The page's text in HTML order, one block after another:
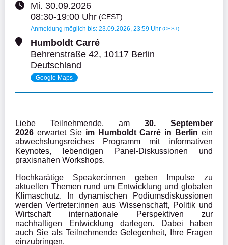
Mi. 30.09.2026
08:30-19:00 Uhr (CEST)
Anmeldung möglich bis: 23.09.2026, 23:59 Uhr (CEST)
Humboldt Carré
Behrenstraße 42, 10117 Berlin
Deutschland
Google Maps
Liebe Teilnehmende, am 30. September
2026 erwartet Sie im Humboldt Carré in Berlin ein
abwechslungsreiches Programm mit informativen
Keynotes, lebendigen Panel-Diskussionen und
praxisnahen Workshops.
Hochkarätige Speaker:innen geben Impulse zu
aktuellen Themen rund um Entwicklung und globalen
Klimaschutz. In dynamischen Podiumsdiskussionen
werden Vertreter:innen aus Wissenschaft, Politik und
Wirtschaft internationale Perspektiven zur
nachhaltigen Entwicklung darlegen. Dabei haben
auch Sie als Teilnehmende Gelegenheit, Ihre Fragen
einzubringen.